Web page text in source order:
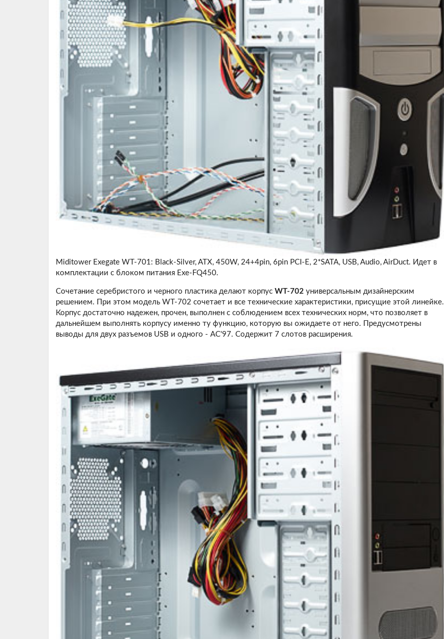
Miditower Exegate WT-701: Black-Silver, ATX, 450W, 24+4pin, 6pin PCI-E, 2*SATA, USB, Audio, AirDuct. Идет в
комплектации с блоком питания Exe-FQ450.
Сочетание серебристого и черного пластика делают корпус WT-702 универсальным дизайнерским
решением. При этом модель WT-702 сочетает и все технические характеристики, присущие этой линейке.
Корпус достаточно надежен, прочен, выполнен с соблюдением всех технических норм, что позволяет в
дальнейшем выполнять корпусу именно ту функцию, которую вы ожидаете от него. Предусмотрены
выводы для двух разъемов USB и одного - AC'97. Содержит 7 слотов расширения.